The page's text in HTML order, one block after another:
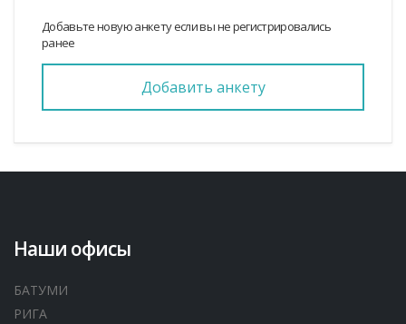
Добавьте новую анкету если вы не регистрировались
ранее
Добавить анкету
Наши офисы
БАТУМИ
РИГА